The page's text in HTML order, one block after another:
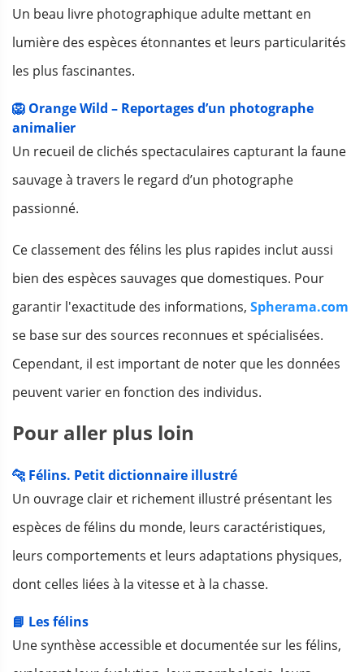
Un beau livre photographique adulte mettant en
lumière des espèces étonnantes et leurs particularités
les plus fascinantes.
🦁 Orange Wild – Reportages d’un photographe
animalier
Un recueil de clichés spectaculaires capturant la faune
sauvage à travers le regard d’un photographe
passionné.
Ce classement des félins les plus rapides inclut aussi
bien des espèces sauvages que domestiques. Pour
garantir l'exactitude des informations, Spherama.com
se base sur des sources reconnues et spécialisées.
Cependant, il est important de noter que les données
peuvent varier en fonction des individus.
Pour aller plus loin
🐆 Félins. Petit dictionnaire illustré
Un ouvrage clair et richement illustré présentant les
espèces de félins du monde, leurs caractéristiques,
leurs comportements et leurs adaptations physiques,
dont celles liées à la vitesse et à la chasse.
📘 Les félins
Une synthèse accessible et documentée sur les félins,